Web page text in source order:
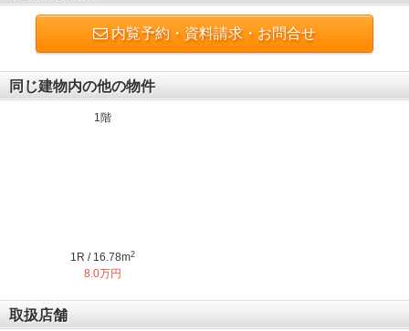
内覧予約・資料請求・お問合せ
同じ建物内の他の物件
1階
1R / 16.78m2
8.0万円
取扱店舗